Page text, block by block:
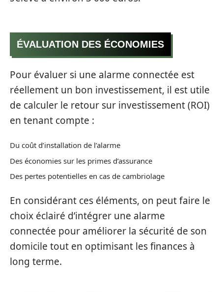
ÉVALUATION DES ÉCONOMIES
Pour évaluer si une alarme connectée est
réellement un bon investissement, il est utile
de calculer le retour sur investissement (ROI)
en tenant compte :
Du coût d’installation de l’alarme
Des économies sur les primes d’assurance
Des pertes potentielles en cas de cambriolage
En considérant ces éléments, on peut faire le
choix éclairé d’intégrer une alarme
connectée pour améliorer la sécurité de son
domicile tout en optimisant les finances à
long terme.